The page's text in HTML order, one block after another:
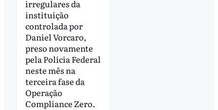
irregulares da
instituição
controlada por
Daniel Vorcaro,
preso novamente
pela Polícia Federal
neste mês na
terceira fase da
Operação
Compliance Zero.